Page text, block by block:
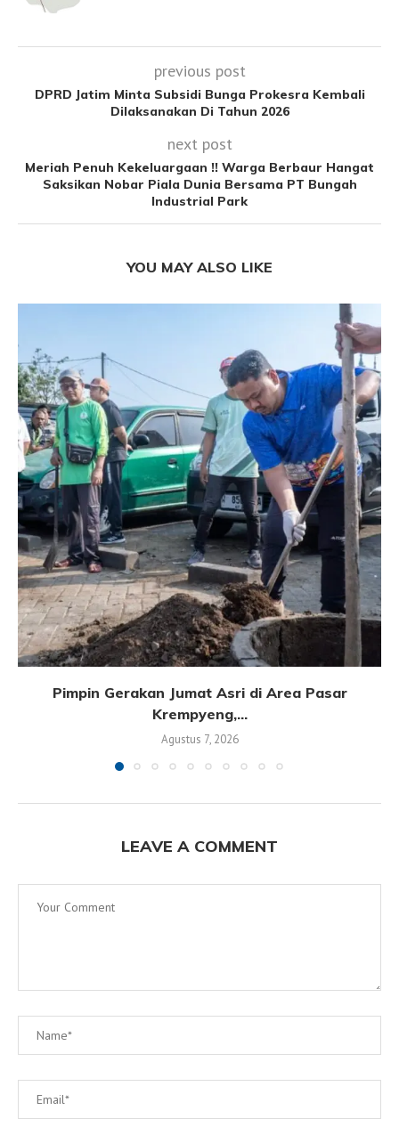
previous post
DPRD Jatim Minta Subsidi Bunga Prokesra Kembali
Dilaksanakan Di Tahun 2026
next post
Meriah Penuh Kekeluargaan !! Warga Berbaur Hangat
Saksikan Nobar Piala Dunia Bersama PT Bungah
Industrial Park
YOU MAY ALSO LIKE
Pimpin Gerakan Jumat Asri di Area Pasar
Krempyeng,...
Agustus 7, 2026
LEAVE A COMMENT